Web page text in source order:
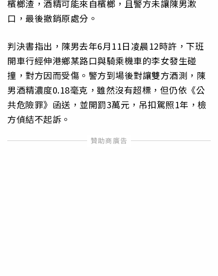
檳榔渣，酒精可能來自檳榔，且警方未讓陳男漱
口，最後撤銷原處分。
判決書指出，陳男去年6月11日凌晨12時許，下班
開車行經伸港鄉某路口與騎乘機車的李女發生碰
撞，對方因而受傷。警方到場後對讓雙方酒測，陳
男酒精濃度0.18毫克，雖然沒有超標，但仍依《公
共危險罪》函送，並開罰3萬元，吊扣駕照1年，檢
方偵結不起訴。